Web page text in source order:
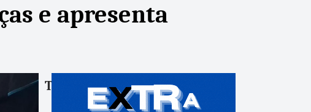
e apresenta
Tags:Compartile: